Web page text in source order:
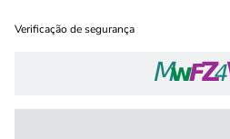
Verificação de segurança